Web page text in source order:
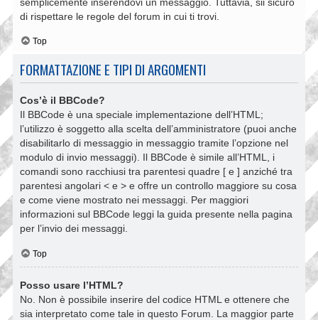
di rispettare le regole del forum in cui ti trovi.
Top
FORMATTAZIONE E TIPI DI ARGOMENTI
Cos’è il BBCode?
Il BBCode è una speciale implementazione dell’HTML;
l’utilizzo è soggetto alla scelta dell’amministratore (puoi anche
disabilitarlo di messaggio in messaggio tramite l’opzione nel
modulo di invio messaggi). Il BBCode è simile all’HTML, i
comandi sono racchiusi tra parentesi quadre [ e ] anziché tra
parentesi angolari < e > e offre un controllo maggiore su cosa
e come viene mostrato nei messaggi. Per maggiori
informazioni sul BBCode leggi la guida presente nella pagina
per l’invio dei messaggi.
Top
Posso usare l’HTML?
No. Non è possibile inserire del codice HTML e ottenere che
sia interpretato come tale in questo Forum. La maggior parte